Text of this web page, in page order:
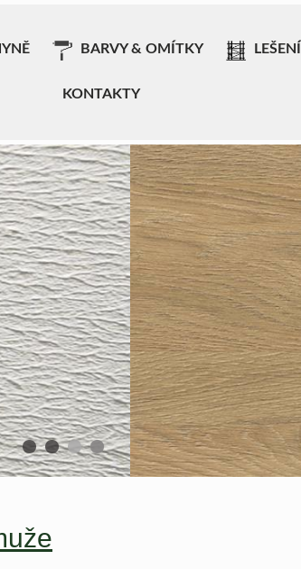
BARVY & OMÍTKY LEŠENÍ
KONTAKTY
desky
desky a pracovní desky